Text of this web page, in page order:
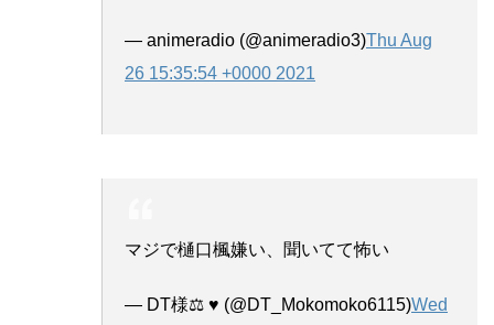
— animeradio (@animeradio3)Thu Aug
26 15:35:54 +0000 2021
マジで樋口楓嫌い、聞いてて怖い
— DT様⚖️ ♥️ (@DT_Mokomoko6115)Wed